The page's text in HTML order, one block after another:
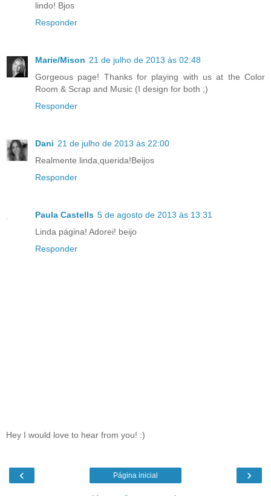
lindo! Bjos
Responder
Marie/Mison 21 de julho de 2013 às 02:48
Gorgeous page! Thanks for playing with us at the Color
Room & Scrap and Music (I design for both ;)
Responder
Dani 21 de julho de 2013 às 22:00
Realmente linda,querida!Beijos
Responder
Paula Castells 5 de agosto de 2013 às 13:31
Linda página! Adorei! beijo
Responder
Hey I would love to hear from you! :)
‹ ›
Página inicial